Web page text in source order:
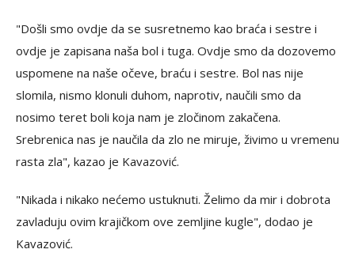
"Došli smo ovdje da se susretnemo kao braća i sestre i
ovdje je zapisana naša bol i tuga. Ovdje smo da dozovemo
uspomene na naše očeve, braću i sestre. Bol nas nije
slomila, nismo klonuli duhom, naprotiv, naučili smo da
nosimo teret boli koja nam je zločinom zakačena.
Srebrenica nas je naučila da zlo ne miruje, živimo u vremenu
rasta zla", kazao je Kavazović.
"Nikada i nikako nećemo ustuknuti. Želimo da mir i dobrota
zavladuju ovim krajičkom ove zemljine kugle", dodao je
Kavazović.